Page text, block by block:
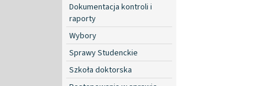
Dokumentacja kontroli i
raporty
Wybory
Sprawy Studenckie
Szkoła doktorska